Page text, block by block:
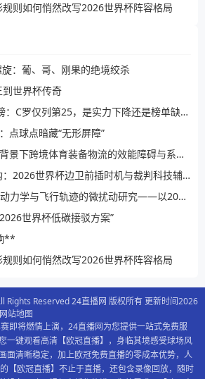
则如何悄然改写2026世界杯阵容格局
：葡、哥、刚果的绝境绞杀
世界杯传奇
2026世界杯百大球星榜：C罗仅列第25，是实力下降还是榜单缺乏公信力？
点球点暗藏“无形屏障”
“2026多国联办世界杯背景下跨境体育装备物流的效能障碍与系统性提升路径”
越位判据的算法化重构：2026世界杯边卫前插时机与裁判科技辅助决策的演进逻辑
538米海拔下足球空气动力学与飞行轨迹的微扰动研究——以2026世界杯BBVA球场为例
世界杯低碳接驳方案”
**
则如何悄然改写2026世界杯阵容格局
Reserved 24直播网 版权所有 更新时间2026
网站地图
即将燃情上演，24直播网为您提供一站式免费服
一键观看高清【欧冠直播】，身临其境感受球场风
面清晰稳定，加上欧冠免费直播的零成本优势，人
【欧冠直播】不止于直播，还包含录像回放，随时